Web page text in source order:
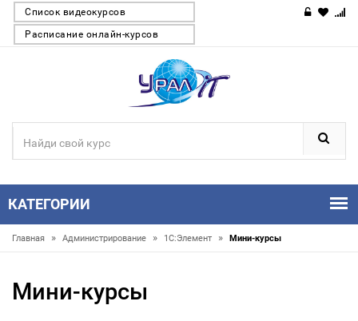
Список видеокурсов
Расписание онлайн-курсов
КАТЕГОРИИ
Главная » Администрирование » 1С:Элемент » Мини-курсы
Мини-курсы